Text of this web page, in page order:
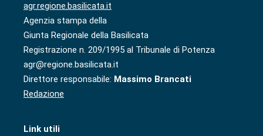
agr.regione.basilicata.it
Agenzia stampa della
Giunta Regionale della Basilicata
Registrazione n. 209/1995 al Tribunale di Potenza
agr@regione.basilicata.it
Direttore responsabile: Massimo Brancati
Redazione
Link utili